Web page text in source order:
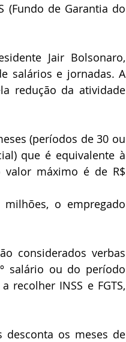
(Fundo de Garantia do
Jair Bolsonaro,
salários e jornadas. A
redução da atividade
(períodos de 30 ou
que é equivalente à
valor máximo é de R$
o empregado
considerados verbas
salário ou do período
recolher INSS e FGTS,
desconta os meses de